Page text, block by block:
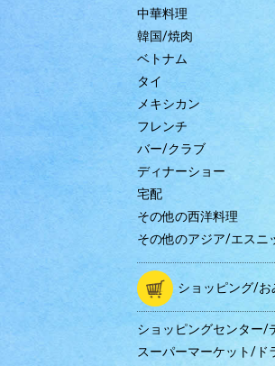
中華料理
韓国/焼肉
ベトナム
タイ
メキシカン
フレンチ
バー/クラブ
ディナーショー
宅配
その他の西洋料理
その他のアジア/エスニ
ショッピング/お
ショッピングセンター/
スーパーマーケット/ド